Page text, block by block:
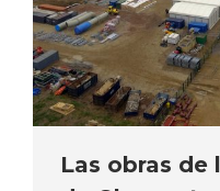
Las obras de